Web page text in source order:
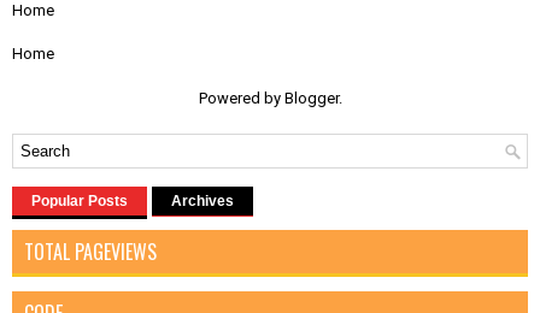
Home
Home
Powered by Blogger.
Popular Posts Archives
TOTAL PAGEVIEWS